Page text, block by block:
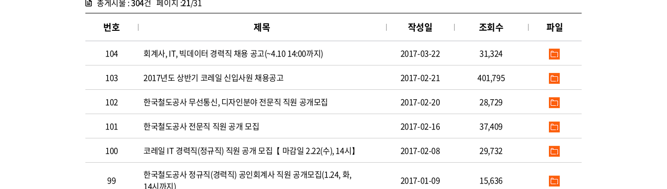
총게시물 :304건 페이지 :21/31
번호 제목 작성일 조회수 파일
104 회계사, IT, 빅데이터 경력직 채용 공고(~4.10 14:00까지) 2017-03-22 31,324
103 2017년도 상반기 코레일 신입사원 채용공고 2017-02-21 401,795
102 한국철도공사 무선통신, 디자인분야 전문직 직원 공개모집 2017-02-20 28,729
101 한국철도공사 전문직 직원 공개 모집 2017-02-16 37,409
100 코레일 IT 경력직(정규직) 직원 공개 모집【 마감일 2.22(수), 14시】 2017-02-08 29,732
99
한국철도공사 정규직(경력직) 공인회계사 직원 공개모집(1.24, 화,
14시까지)
2017-01-09 15,636